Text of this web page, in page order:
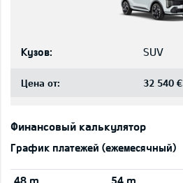
Кузов: SUV
Цена от: 32 540 €
Финансовый калькулятор
График платежей (ежемесячный)
48 m 54 m